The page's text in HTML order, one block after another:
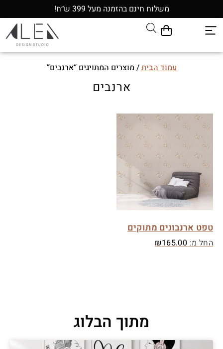
משלוח חינם בהזמנה מעל 399 ש״ח!
עמוד הבית/ מוצרים המתויגים “ארנבים”
ארנבים
טפט ארנבונים מתוקים
החל מ: ₪165.00
מתוך הבלוג